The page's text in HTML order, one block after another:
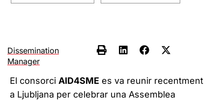
Dissemination
Manager
El consorci AID4SME es va reunir recentment
a Ljubljana per celebrar una Assemblea